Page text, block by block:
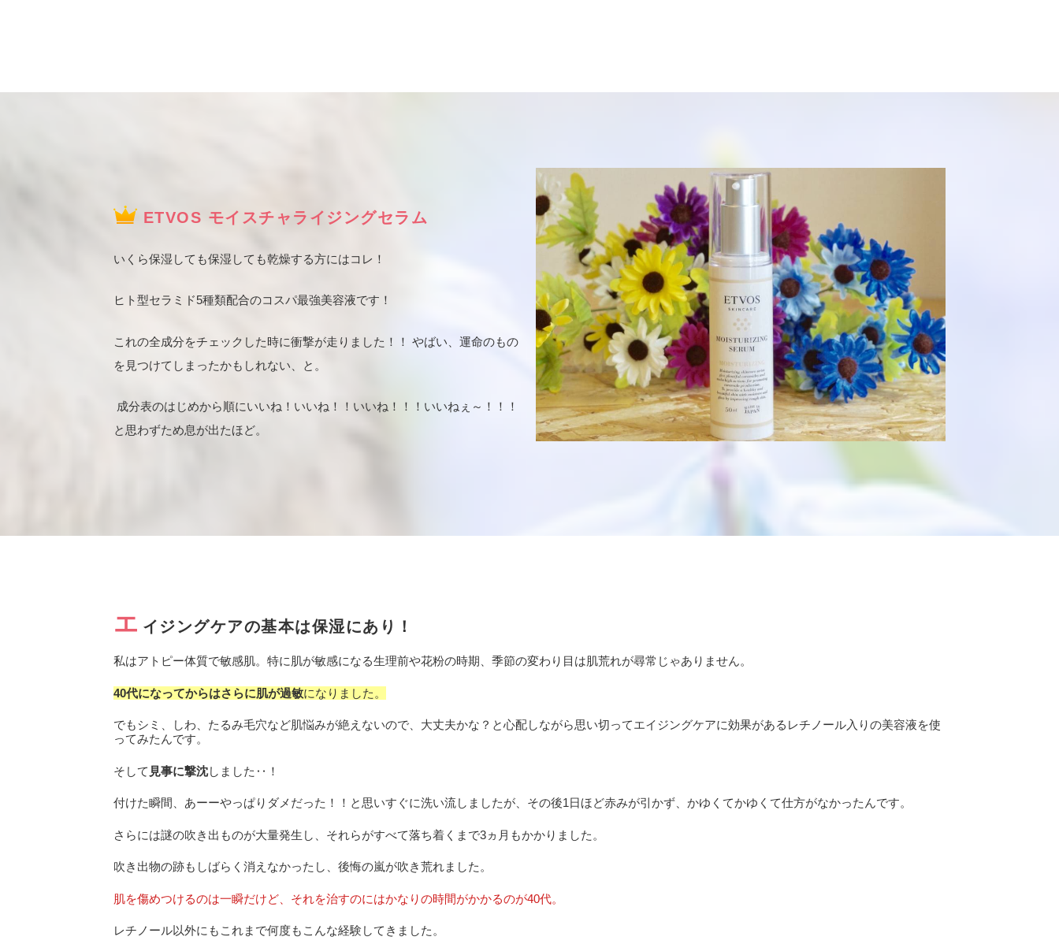
ETVOS モイスチャライジングセラム
いくら保湿しても保湿しても乾燥する方にはコレ！
ヒト型セラミド5種類配合のコスパ最強美容液です！
これの全成分をチェックした時に衝撃が走りました！！ やばい、運命のもの
を見つけてしまったかもしれない、と。
成分表のはじめから順にいいね！いいね！！いいね！！！いいねぇ～！！！
と思わずため息が出たほど。
エ イジングケアの基本は保湿にあり！
私はアトピー体質で敏感肌。特に肌が敏感になる生理前や花粉の時期、季節の変わり目は肌荒れが尋常じゃありません。
40代になってからはさらに肌が過敏になりました。
でもシミ、しわ、たるみ毛穴など肌悩みが絶えないので、大丈夫かな？と心配しながら思い切ってエイジングケアに効果があるレチノール入りの美容液を使
ってみたんです。
そして 見事に撃沈しました‥！
付けた瞬間、あーーやっぱりダメだった！！と思いすぐに洗い流しましたが、その後1日ほど赤みが引かず、かゆくてかゆくて仕方がなかったんです。
さらには謎の吹き出ものが大量発生し、それらがすべて落ち着くまで3ヵ月もかかりました。
吹き出物の跡もしばらく消えなかったし、後悔の嵐が吹き荒れました。
肌を傷めつけるのは一瞬だけど、それを治すのにはかなりの時間がかかるのが40代。
レチノール以外にもこれまで何度もこんな経験してきました。